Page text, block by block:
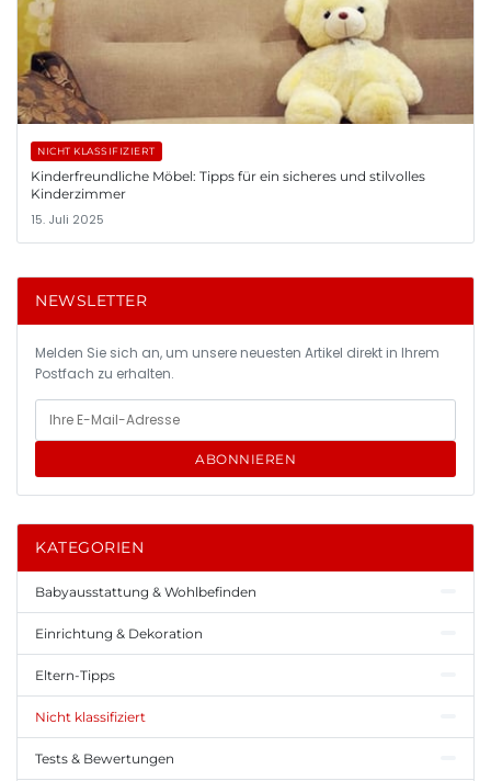
NICHT KLASSIFIZIERT
Kinderfreundliche Möbel: Tipps für ein sicheres und stilvolles
Kinderzimmer
15. Juli 2025
NEWSLETTER
Melden Sie sich an, um unsere neuesten Artikel direkt in Ihrem
Postfach zu erhalten.
ABONNIEREN
KATEGORIEN
Babyausstattung & Wohlbefinden
Einrichtung & Dekoration
Eltern-Tipps
Nicht klassifiziert
Tests & Bewertungen